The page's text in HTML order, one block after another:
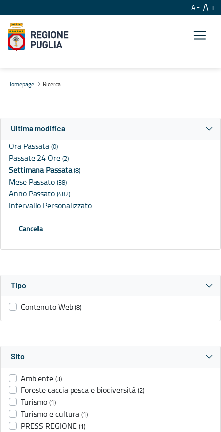
A A
Homepage Ricerca
Ultima modifica
Ora Passata (0)
Passate 24 Ore (2)
Settimana Passata(8)
Mese Passato (38)
Anno Passato (482)
Intervallo Personalizzato…
Cancella
Tipo
Contenuto Web (8)
Sito
Ambiente (3)
Foreste caccia pesca e biodiversità (2)
Turismo (1)
Turismo e cultura (1)
PRESS REGIONE (1)